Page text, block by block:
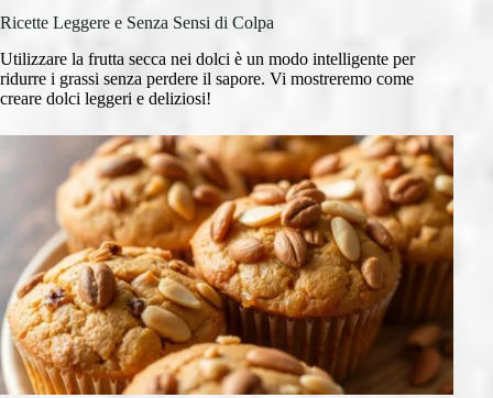
Ricette Leggere e Senza Sensi di Colpa
Utilizzare la frutta secca nei dolci è un modo intelligente per
ridurre i grassi senza perdere il sapore. Vi mostreremo come
creare dolci leggeri e deliziosi!